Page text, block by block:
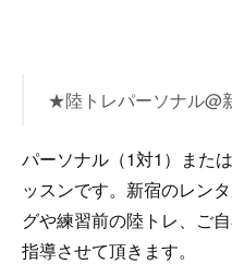
★陸トレパーソナル@
パーソナル（1対1）また
ッスンです。新宿のレン
グや練習前の陸トレ、ご
指導させて頂きます。